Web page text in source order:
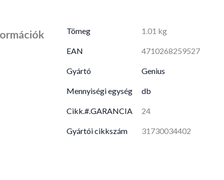
Tömeg 1.01 kg
EAN 4710268259527
Gyártó Genius
Mennyiségi egység db
Cikk.#.GARANCIA 24
Gyártói cikkszám 31730034402